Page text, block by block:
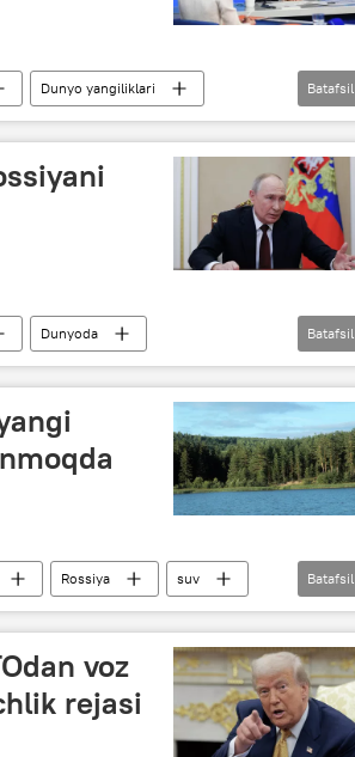
Dunyo yangiliklari
Rossiya
Batafsil
Dunyoda
Donesk xalq respublikasi (DXR)
Batafsil
Rossiya
suv
Batafsil
voz
rejasi